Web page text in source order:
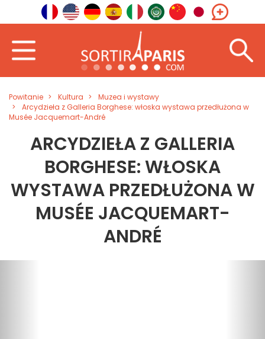
Powitanie Kultura
Muzea i wystawy
Arcydzieła z Galleria Borghese: włoska wystawa przedłużona w
Musée Jacquemart-André
ARCYDZIEŁA Z GALLERIA
BORGHESE: WŁOSKA
WYSTAWA PRZEDŁUŻONA W
MUSÉE JACQUEMART-
ANDRÉ